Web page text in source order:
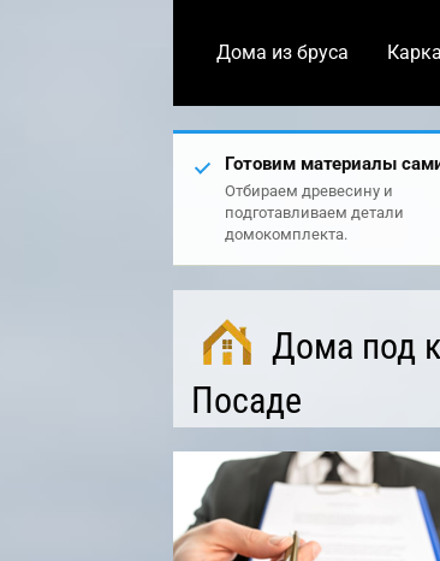
Дома из бруса
Готовим материалы
Отбираем древесину и
подготавливаем детали
домокомплекта.
Дома под
Посаде